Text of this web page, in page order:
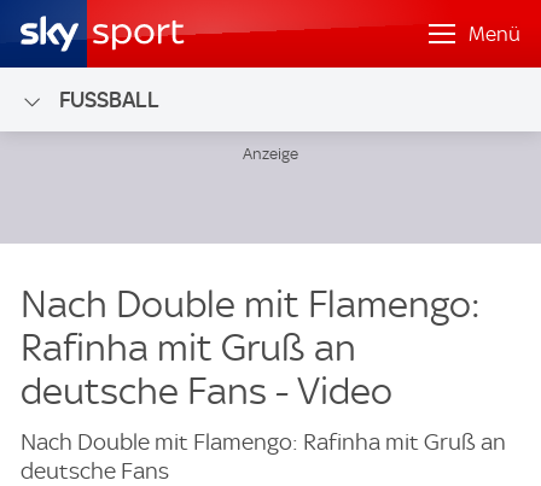
Menü
FUSSBALL
Nach Double mit Flamengo:
Rafinha mit Gruß an
deutsche Fans - Video
Nach Double mit Flamengo: Rafinha mit Gruß an
deutsche Fans